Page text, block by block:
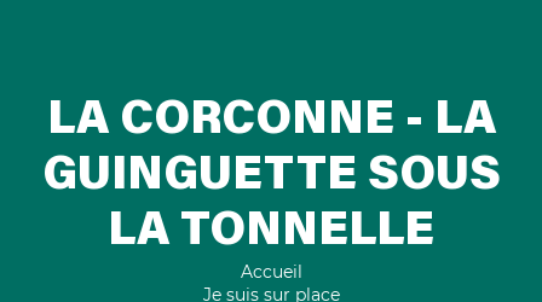
LA CORCONNE - LA
GUINGUETTE SOUS
LA TONNELLE
Accueil
Je suis sur place